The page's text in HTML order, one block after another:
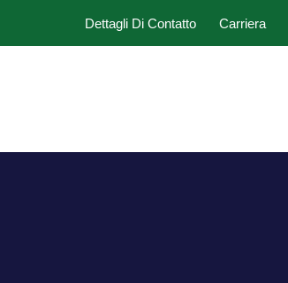
Dettagli Di Contatto Carriera